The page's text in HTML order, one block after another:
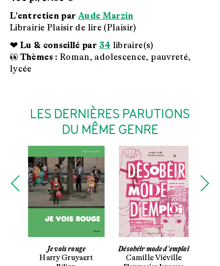
L'entretien par Aude Marzin
Librairie Plaisir de lire (Plaisir)
❤ Lu & conseillé par 34 libraire(s)
👀 Thèmes : Roman, adolescence, pauvreté,
lycée
LES DERNIÈRES PARUTIONS
DU MÊME GENRE
Je vois rouge
Harry Gruyaert
Désobéir mode d'emploi
Camille Viéville